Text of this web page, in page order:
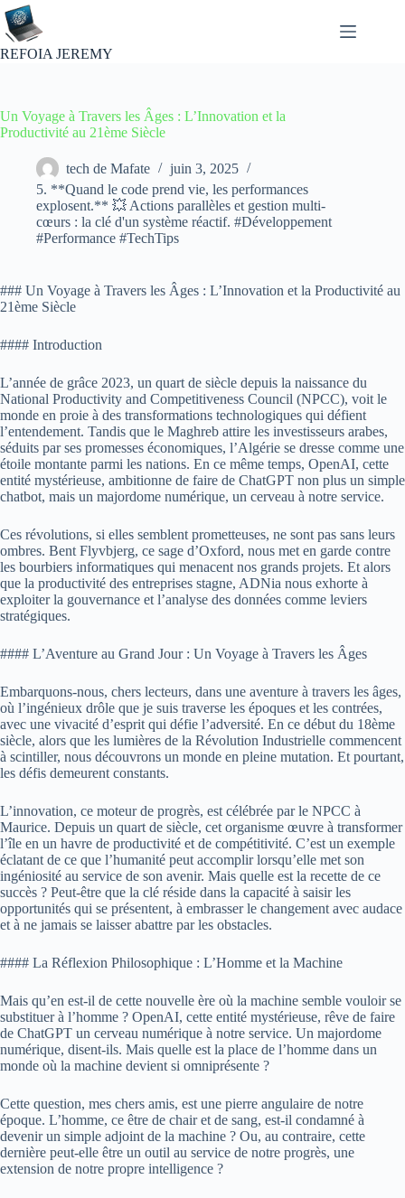
Passer
au
contenu
REFOIA JEREMY
Un Voyage à Travers les Âges : L’Innovation et la
Productivité au 21ème Siècle
tech de Mafate
juin 3, 2025
5. **Quand le code prend vie, les performances
explosent.** 💥 Actions parallèles et gestion multi-
cœurs : la clé d'un système réactif. #Développement
#Performance #TechTips
### Un Voyage à Travers les Âges : L’Innovation et la Productivité au
21ème Siècle
#### Introduction
L’année de grâce 2023, un quart de siècle depuis la naissance du
National Productivity and Competitiveness Council (NPCC), voit le
monde en proie à des transformations technologiques qui défient
l’entendement. Tandis que le Maghreb attire les investisseurs arabes,
séduits par ses promesses économiques, l’Algérie se dresse comme une
étoile montante parmi les nations. En ce même temps, OpenAI, cette
entité mystérieuse, ambitionne de faire de ChatGPT non plus un simple
chatbot, mais un majordome numérique, un cerveau à notre service.
Ces révolutions, si elles semblent prometteuses, ne sont pas sans leurs
ombres. Bent Flyvbjerg, ce sage d’Oxford, nous met en garde contre
les bourbiers informatiques qui menacent nos grands projets. Et alors
que la productivité des entreprises stagne, ADNia nous exhorte à
exploiter la gouvernance et l’analyse des données comme leviers
stratégiques.
#### L’Aventure au Grand Jour : Un Voyage à Travers les Âges
Embarquons-nous, chers lecteurs, dans une aventure à travers les âges,
où l’ingénieux drôle que je suis traverse les époques et les contrées,
avec une vivacité d’esprit qui défie l’adversité. En ce début du 18ème
siècle, alors que les lumières de la Révolution Industrielle commencent
à scintiller, nous découvrons un monde en pleine mutation. Et pourtant,
les défis demeurent constants.
L’innovation, ce moteur de progrès, est célébrée par le NPCC à
Maurice. Depuis un quart de siècle, cet organisme œuvre à transformer
l’île en un havre de productivité et de compétitivité. C’est un exemple
éclatant de ce que l’humanité peut accomplir lorsqu’elle met son
ingéniosité au service de son avenir. Mais quelle est la recette de ce
succès ? Peut-être que la clé réside dans la capacité à saisir les
opportunités qui se présentent, à embrasser le changement avec audace
et à ne jamais se laisser abattre par les obstacles.
#### La Réflexion Philosophique : L’Homme et la Machine
Mais qu’en est-il de cette nouvelle ère où la machine semble vouloir se
substituer à l’homme ? OpenAI, cette entité mystérieuse, rêve de faire
de ChatGPT un cerveau numérique à notre service. Un majordome
numérique, disent-ils. Mais quelle est la place de l’homme dans un
monde où la machine devient si omniprésente ?
Cette question, mes chers amis, est une pierre angulaire de notre
époque. L’homme, ce être de chair et de sang, est-il condamné à
devenir un simple adjoint de la machine ? Ou, au contraire, cette
dernière peut-elle être un outil au service de notre progrès, une
extension de notre propre intelligence ?